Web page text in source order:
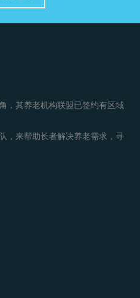
，其养老机构联盟已签约有区域
，来帮助长者解决养老需求，寻